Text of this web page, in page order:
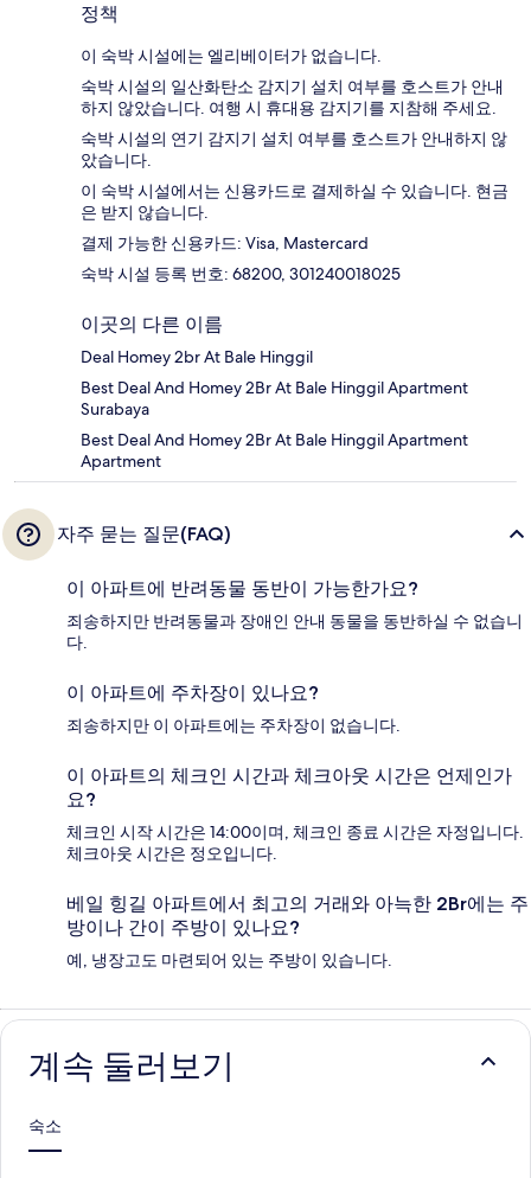
정책
이 숙박 시설에는 엘리베이터가 없습니다.
숙박 시설의 일산화탄소 감지기 설치 여부를 호스트가 안내
하지 않았습니다. 여행 시 휴대용 감지기를 지참해 주세요.
숙박 시설의 연기 감지기 설치 여부를 호스트가 안내하지 않
았습니다.
이 숙박 시설에서는 신용카드로 결제하실 수 있습니다. 현금
은 받지 않습니다.
결제 가능한 신용카드: Visa, Mastercard
숙박 시설 등록 번호: 68200, 301240018025
이곳의 다른 이름
Deal Homey 2br At Bale Hinggil
Best Deal And Homey 2Br At Bale Hinggil Apartment
Surabaya
Best Deal And Homey 2Br At Bale Hinggil Apartment
Apartment
자주 묻는 질문(FAQ)
이 아파트에 반려동물 동반이 가능한가요?
죄송하지만 반려동물과 장애인 안내 동물을 동반하실 수 없습니
다.
이 아파트에 주차장이 있나요?
죄송하지만 이 아파트에는 주차장이 없습니다.
이 아파트의 체크인 시간과 체크아웃 시간은 언제인가
요?
체크인 시작 시간은 14:00이며, 체크인 종료 시간은 자정입니다.
체크아웃 시간은 정오입니다.
베일 힝길 아파트에서 최고의 거래와 아늑한 2Br에는 주
방이나 간이 주방이 있나요?
예, 냉장고도 마련되어 있는 주방이 있습니다.
계속 둘러보기
숙소